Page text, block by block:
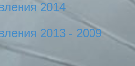
2014
2013 - 2009